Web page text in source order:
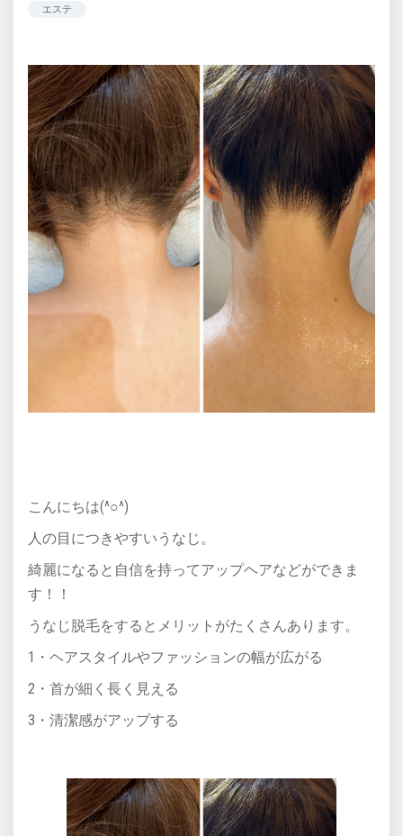
エステ
こんにちは(^○^)
人の目につきやすいうなじ。
綺麗になると自信を持ってアップヘアなどができま
す！！
うなじ脱毛をするとメリットがたくさんあります。
1・ヘアスタイルやファッションの幅が広がる
2・首が細く長く見える
3・清潔感がアップする